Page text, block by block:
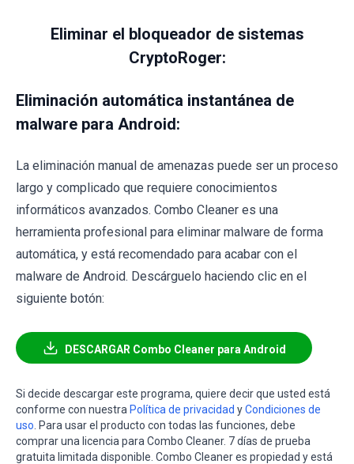
Eliminar el bloqueador de sistemas
CryptoRoger:
Eliminación automática instantánea de
malware para Android:
La eliminación manual de amenazas puede ser un proceso
largo y complicado que requiere conocimientos
informáticos avanzados. Combo Cleaner es una
herramienta profesional para eliminar malware de forma
automática, y está recomendado para acabar con el
malware de Android. Descárguelo haciendo clic en el
siguiente botón:
DESCARGAR Combo Cleaner para Android
Si decide descargar este programa, quiere decir que usted está
conforme con nuestra Política de privacidad yCondiciones de
uso . Para usar el producto con todas las funciones, debe
comprar una licencia para Combo Cleaner. 7 días de prueba
gratuita limitada disponible. Combo Cleaner es propiedad y está